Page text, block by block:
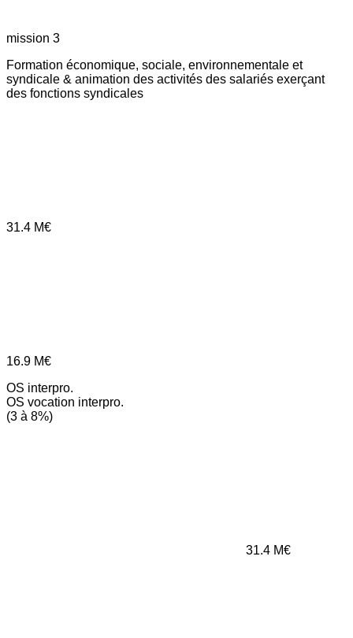
mission 3
Formation économique, sociale, environnementale et
syndicale & animation des activités des salariés exerçant
des fonctions syndicales
31.4 M€
16.9 M€
OS interpro.
OS vocation interpro.
(3 à 8%)
31.4 M€